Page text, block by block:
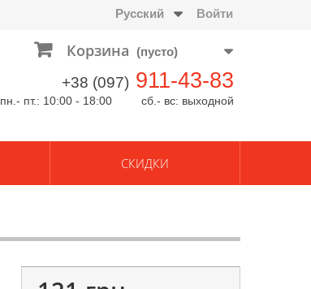
Войти
Русский
Корзина (пусто)
+38 (097) 911-43-83
пн.- пт.: 10:00 - 18:00 сб.- вс: выходной
СКИДКИ